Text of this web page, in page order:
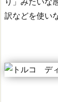
訳などを使い